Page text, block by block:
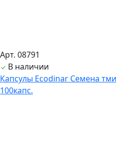
Арт. 08791
В наличии
Капсулы Ecodinar Семена
100капс.